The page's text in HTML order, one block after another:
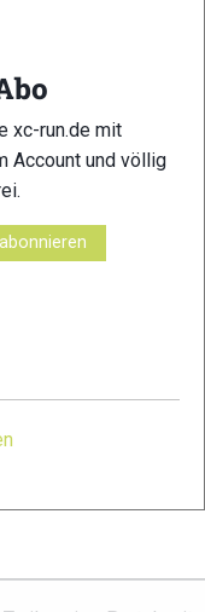
Zurück
xc-run.de mit
Account und völlig